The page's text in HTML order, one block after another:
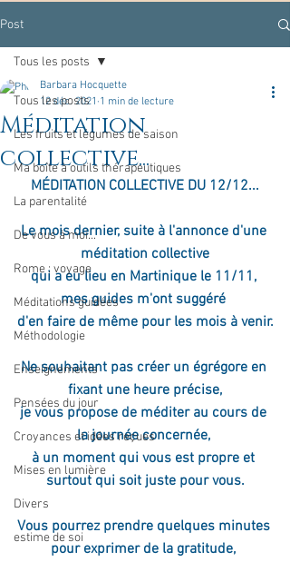
Post
Tous les posts
Les fruits et légumes de saison
Ma boîte à outils thérapeutiques
La parentalité
De vous à moi...
Rome : voyage
Méditations guidées
Méthodologie
Enseignements
Pensées du jour
Croyances et idées reçues
Mises en lumière
Divers
estime de soi
Tous les posts
Méditation
collective...
Barbara Hocquette
12 déc. 2021 1 min de lecture
MÉDITATION COLLECTIVE DU 12/12...
Le mois dernier, suite à l'annonce d'une
méditation collective
qui a eu lieu en Martinique le 11/11,
mes guides m'ont suggéré
d'en faire de même pour les mois à venir.
Ne souhaitant pas créer un égrégore en
fixant une heure précise,
je vous propose de méditer au cours de
la journée concernée,
à un moment qui vous est propre et
surtout qui soit juste pour vous.
Vous pourrez prendre quelques minutes
pour exprimer de la gratitude,